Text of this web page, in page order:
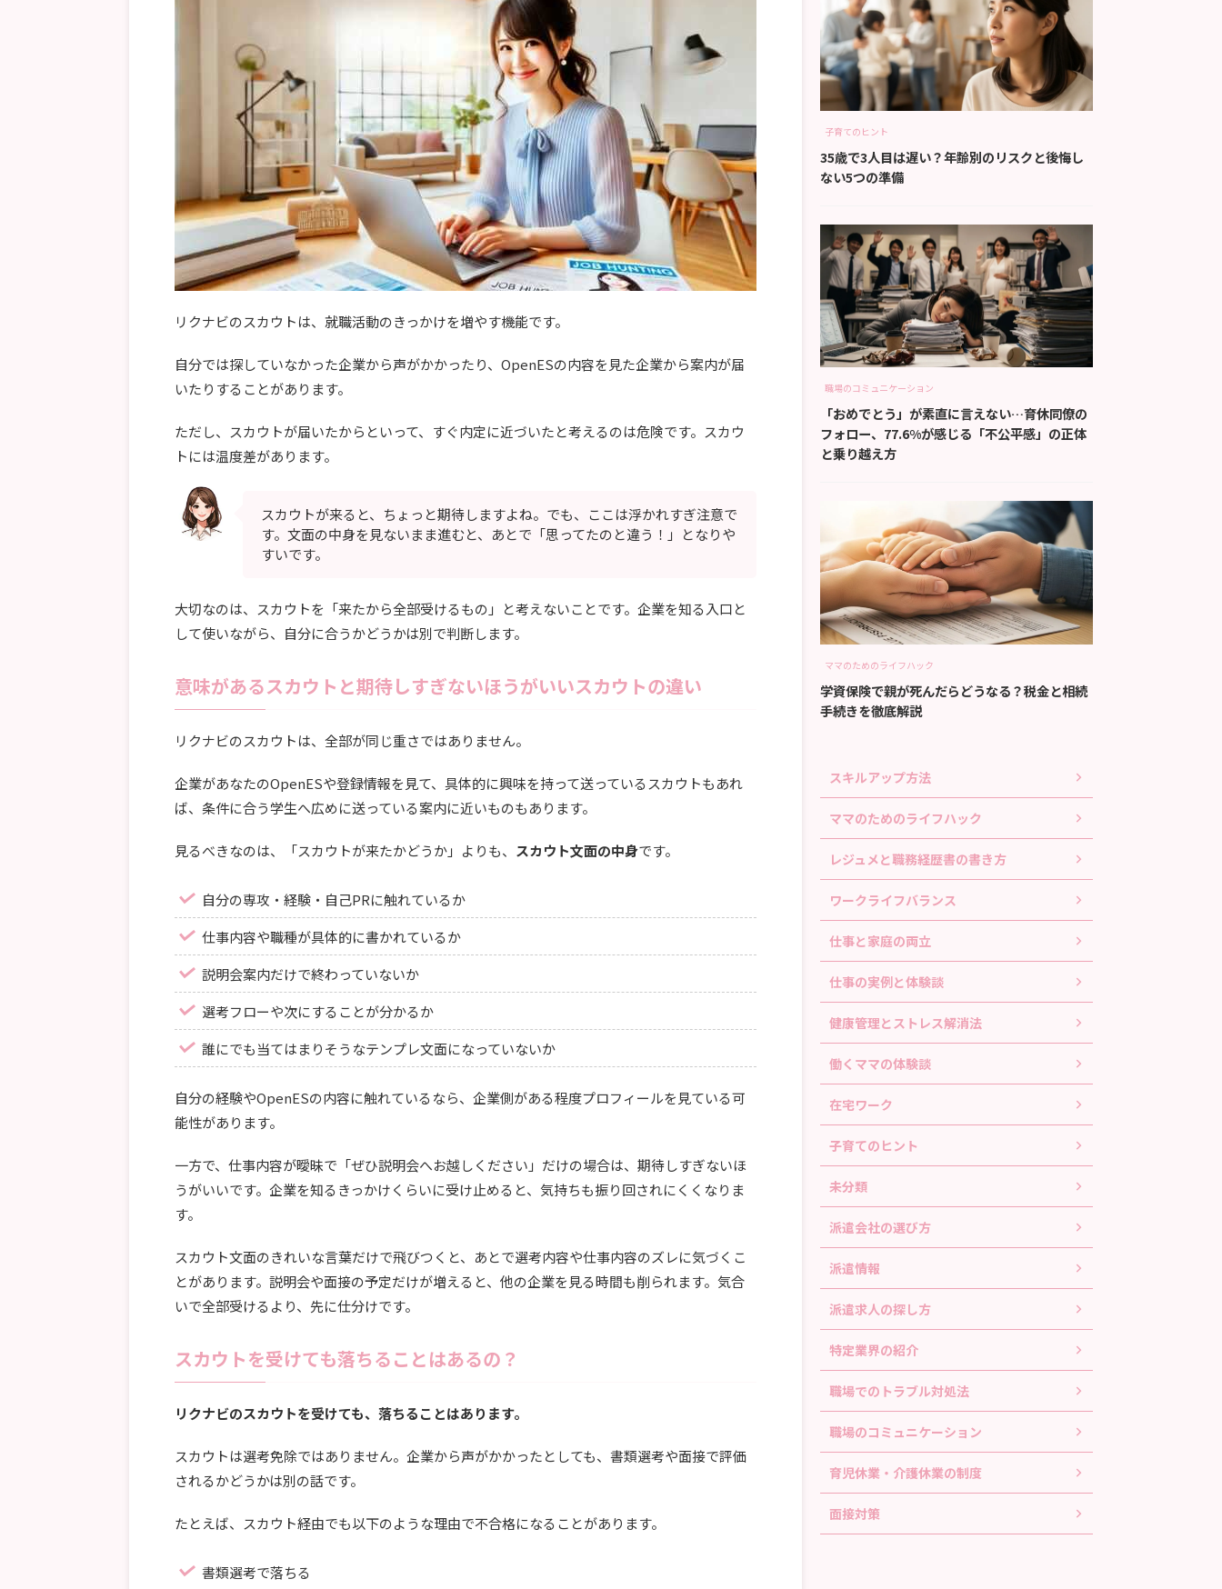
リクナビのスカウトは、就職活動のきっかけを増やす機能です。
自分では探していなかった企業から声がかかったり、OpenESの内容を見た企業から案内が届
いたりすることがあります。
ただし、スカウトが届いたからといって、すぐ内定に近づいたと考えるのは危険です。スカウ
トには温度差があります。
スカウトが来ると、ちょっと期待しますよね。でも、ここは浮かれすぎ注意で
す。文面の中身を見ないまま進むと、あとで「思ってたのと違う！」となりや
すいです。
大切なのは、スカウトを「来たから全部受けるもの」と考えないことです。企業を知る入口と
して使いながら、自分に合うかどうかは別で判断します。
意味があるスカウトと期待しすぎないほうがいいスカウトの違い
リクナビのスカウトは、全部が同じ重さではありません。
企業があなたのOpenESや登録情報を見て、具体的に興味を持って送っているスカウトもあれ
ば、条件に合う学生へ広めに送っている案内に近いものもあります。
見るべきなのは、「スカウトが来たかどうか」よりも、 スカウト文面の中身です。
自分の専攻・経験・自己PRに触れているか
仕事内容や職種が具体的に書かれているか
説明会案内だけで終わっていないか
選考フローや次にすることが分かるか
誰にでも当てはまりそうなテンプレ文面になっていないか
自分の経験やOpenESの内容に触れているなら、企業側がある程度プロフィールを見ている可
能性があります。
一方で、仕事内容が曖昧で「ぜひ説明会へお越しください」だけの場合は、期待しすぎないほ
うがいいです。企業を知るきっかけくらいに受け止めると、気持ちも振り回されにくくなりま
す。
スカウト文面のきれいな言葉だけで飛びつくと、あとで選考内容や仕事内容のズレに気づくこ
とがあります。説明会や面接の予定だけが増えると、他の企業を見る時間も削られます。気合
いで全部受けるより、先に仕分けです。
スカウトを受けても落ちることはあるの？
リクナビのスカウトを受けても、落ちることはあります。
スカウトは選考免除ではありません。企業から声がかかったとしても、書類選考や面接で評価
されるかどうかは別の話です。
たとえば、スカウト経由でも以下のような理由で不合格になることがあります。
書類選考で落ちる
子育てのヒント
35歳で3人目は遅い？年齢別のリスクと後悔し
ない5つの準備
職場のコミュニケーション
「おめでとう」が素直に言えない…育休同僚の
フォロー、77.6%が感じる「不公平感」の正体
と乗り越え方
ママのためのライフハック
学資保険で親が死んだらどうなる？税金と相続
手続きを徹底解説
スキルアップ方法
ママのためのライフハック
レジュメと職務経歴書の書き方
ワークライフバランス
仕事と家庭の両立
仕事の実例と体験談
健康管理とストレス解消法
働くママの体験談
在宅ワーク
子育てのヒント
未分類
派遣会社の選び方
派遣情報
派遣求人の探し方
特定業界の紹介
職場でのトラブル対処法
職場のコミュニケーション
育児休業・介護休業の制度
面接対策